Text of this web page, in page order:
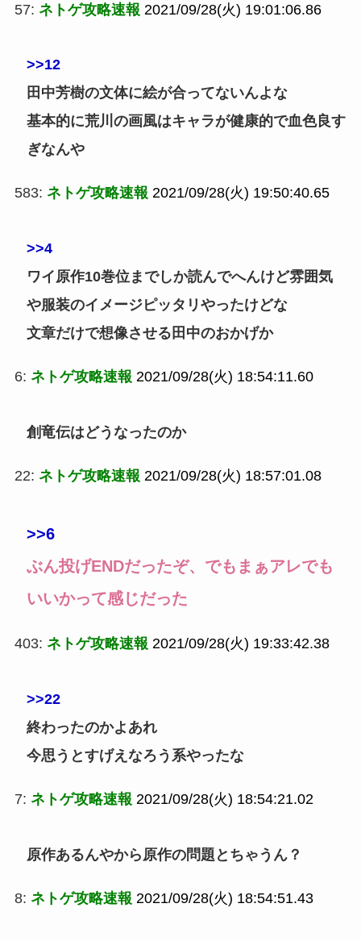
57: ネトゲ攻略速報 2021/09/28(火) 19:01:06.86
>>12
田中芳樹の文体に絵が合ってないんよな
基本的に荒川の画風はキャラが健康的で血色良す
ぎなんや
583: ネトゲ攻略速報 2021/09/28(火) 19:50:40.65
>>4
ワイ原作10巻位までしか読んでへんけど雰囲気
や服装のイメージピッタリやったけどな
文章だけで想像させる田中のおかげか
6: ネトゲ攻略速報 2021/09/28(火) 18:54:11.60
創竜伝はどうなったのか
22: ネトゲ攻略速報 2021/09/28(火) 18:57:01.08
>>6
ぶん投げENDだったぞ、でもまぁアレでも
いいかって感じだった
403: ネトゲ攻略速報 2021/09/28(火) 19:33:42.38
>>22
終わったのかよあれ
今思うとすげえなろう系やったな
7: ネトゲ攻略速報 2021/09/28(火) 18:54:21.02
原作あるんやから原作の問題とちゃうん？
8: ネトゲ攻略速報 2021/09/28(火) 18:54:51.43